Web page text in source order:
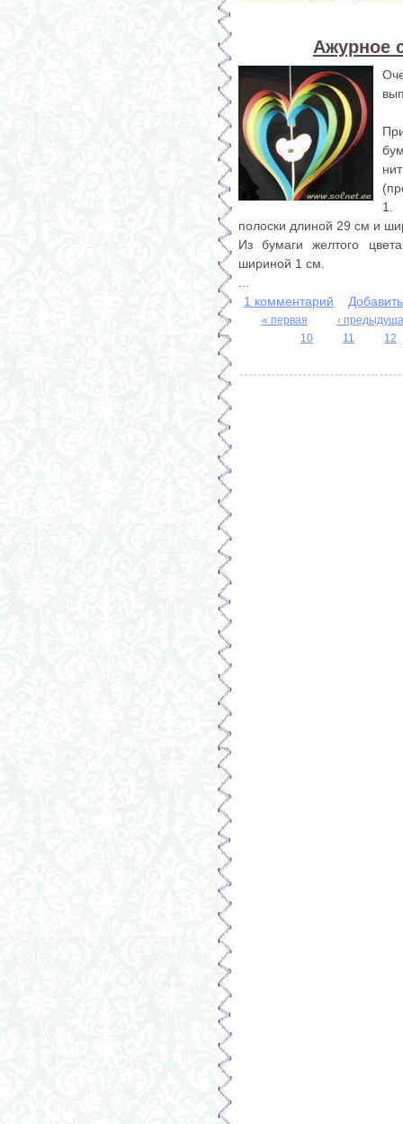
Ажурное
1.
полоски длиной 29 см и
Из бумаги желтого
шириной 1 см.
1 комментарий
« первая
‹
10
11 12